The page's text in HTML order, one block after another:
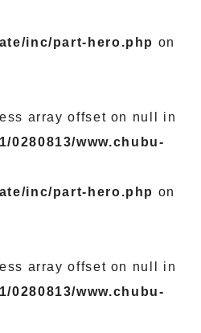
inc/part-hero.php on
array offset on null in
0280813/www.chubu-
inc/part-hero.php on
array offset on null in
0280813/www.chubu-